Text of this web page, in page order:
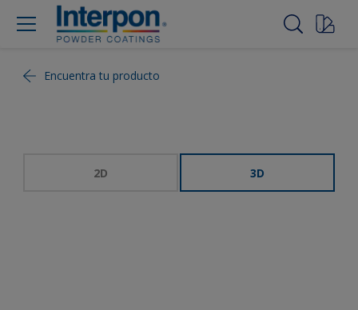
Encuentra tu producto
2D 3D